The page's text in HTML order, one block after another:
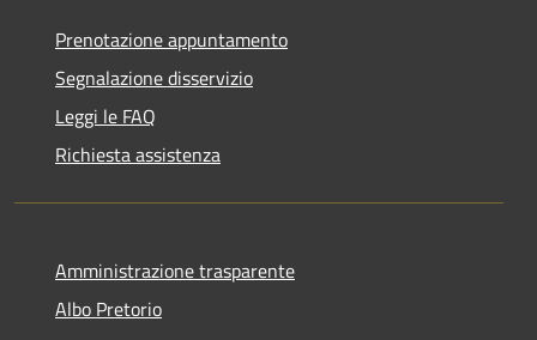
Prenotazione appuntamento
Segnalazione disservizio
Leggi le FAQ
Richiesta assistenza
Amministrazione trasparente
Albo Pretorio